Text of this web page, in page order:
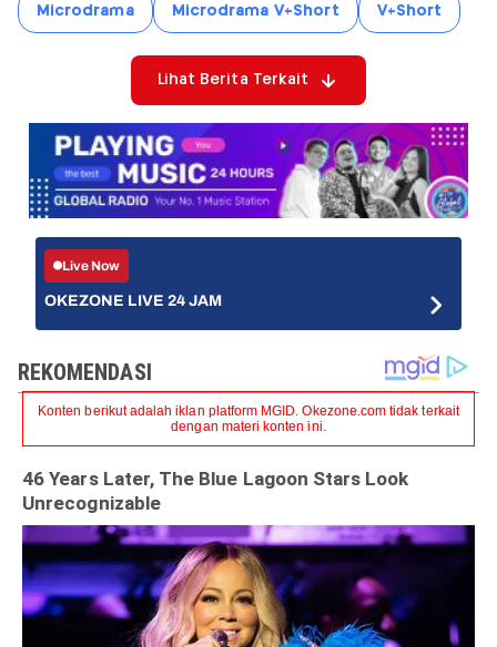
Microdrama Microdrama V+Short V+Short
Lihat Berita Terkait
Live Now
OKEZONE LIVE 24 JAM